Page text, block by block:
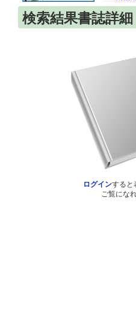
検索結果書誌詳細
ログインすると
ご覧にな